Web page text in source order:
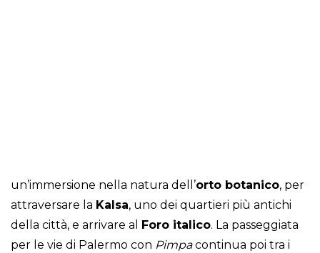
un’immersione nella natura dell’orto botanico, per
attraversare la Kalsa, uno dei quartieri più antichi
della città, e arrivare al
Foro italico. La passeggiata
per le vie di Palermo con Pimpacontinua poi tra i